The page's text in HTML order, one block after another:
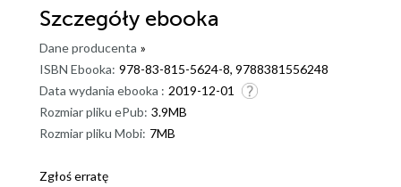
Szczegóły ebooka
Dane producenta »
ISBN Ebooka: 978-83-815-5624-8, 9788381556248
Data wydania ebooka : 2019-12-01
Rozmiar pliku ePub: 3.9MB
Rozmiar pliku Mobi: 7MB
Zgłoś erratę